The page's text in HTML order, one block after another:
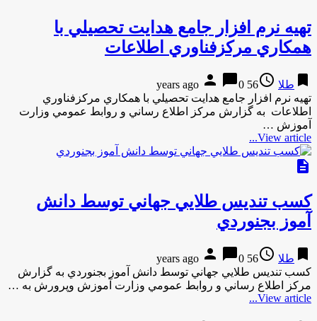
تهيه نرم افزار جامع هدايت تحصيلي با
همكاري مركزفناوري اطلاعات
bookmark طلا access_time
56 years ago
person chat_bubble0
تهيه نرم افزار جامع هدايت تحصيلي با همكاري مركزفناوري
اطلاعات به گزارش مركز اطلاع رساني و روابط عمومي وزارت
آموزش …
View article...
description
كسب تنديس طلايي جهاني توسط دانش
آموز بجنوردي
bookmark طلا access_time
56 years ago
person chat_bubble0
كسب تنديس طلايي جهاني توسط دانش آموز بجنوردي به گزارش
مركز اطلاع رساني و روابط عمومي وزارت آموزش وپرورش به …
View article...